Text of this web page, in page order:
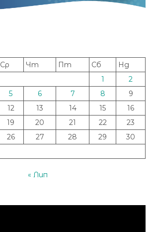
Ср Чт Пт Сб
Нд
1
2
5 6 7 8
9
12 13 14 15
16
19 20 21 22
23
26 27 28 29
30
« Лип